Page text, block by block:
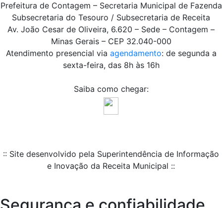
Prefeitura de Contagem – Secretaria Municipal de Fazenda
Subsecretaria do Tesouro / Subsecretaria de Receita
Av. João Cesar de Oliveira, 6.620 – Sede – Contagem –
Minas Gerais – CEP 32.040-000
Atendimento presencial via agendamento: de segunda a
sexta-feira, das 8h às 16h
Saiba como chegar:
:: Site desenvolvido pela Superintendência de Informação
e Inovação da Receita Municipal ::